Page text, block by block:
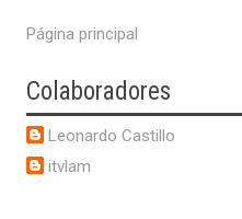
Página principal
Colaboradores
Leonardo Castillo
itvlam